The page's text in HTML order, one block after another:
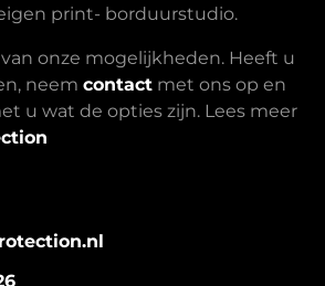
print- borduurstudio.
onze mogelijkheden. Heeft u
neemcontact met ons op en
u wat de opties zijn. Lees meer